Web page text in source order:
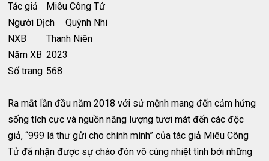
Tác giả
Miêu Công Tử
Người Dịch
Quỳnh Nhi
NXB
Thanh Niên
Năm XB 2023
Số trang 568
Ra mắt lần đầu năm 2018 với sứ mệnh mang đến cảm hứng
sống tích cực và nguồn năng lượng tươi mát đến các độc
giả, “999 lá thư gửi cho chính mình” của tác giả Miêu Công
Tử đã nhận được sự chào đón vô cùng nhiệt tình bới những